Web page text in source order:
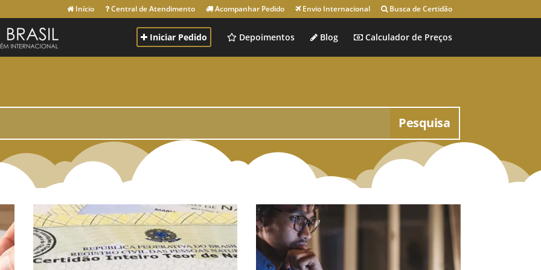
Início Central de Atendimento Acompanhar Pedido Envio Internacional Busca de Certidão
Iniciar Pedido Depoimentos Blog Calculador de Preços